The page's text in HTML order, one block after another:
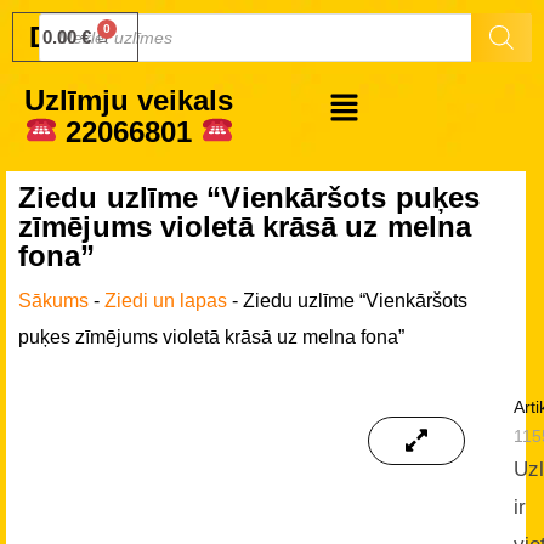
Druku.lv
0.00€
Uzlīmju veikals
22066801
Ziedu uzlīme “Vienkāršots puķes
zīmējums violetā krāsā uz melna
fona”
Sākums - Ziedi un lapas - Ziedu uzlīme “Vienkāršots
puķes zīmējums violetā krāsā uz melna fona”
ir